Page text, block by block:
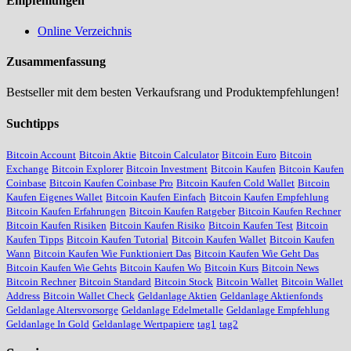
Online Verzeichnis
Zusammenfassung
Bestseller mit dem besten Verkaufsrang und Produktempfehlungen!
Suchtipps
Bitcoin Account Bitcoin Aktie Bitcoin Calculator Bitcoin Euro Bitcoin
Exchange Bitcoin Explorer Bitcoin Investment Bitcoin Kaufen Bitcoin Kaufen
Coinbase Bitcoin Kaufen Coinbase Pro Bitcoin Kaufen Cold Wallet Bitcoin
Kaufen Eigenes Wallet Bitcoin Kaufen Einfach Bitcoin Kaufen Empfehlung
Bitcoin Kaufen Erfahrungen Bitcoin Kaufen Ratgeber Bitcoin Kaufen Rechner
Bitcoin Kaufen Risiken Bitcoin Kaufen Risiko Bitcoin Kaufen Test Bitcoin
Kaufen Tipps Bitcoin Kaufen Tutorial Bitcoin Kaufen Wallet Bitcoin Kaufen
Wann Bitcoin Kaufen Wie Funktioniert Das Bitcoin Kaufen Wie Geht Das
Bitcoin Kaufen Wie Gehts Bitcoin Kaufen Wo Bitcoin Kurs Bitcoin News
Bitcoin Rechner Bitcoin Standard Bitcoin Stock Bitcoin Wallet Bitcoin Wallet
Address Bitcoin Wallet Check Geldanlage Aktien Geldanlage Aktienfonds
Geldanlage Altersvorsorge Geldanlage Edelmetalle Geldanlage Empfehlung
Geldanlage In Gold Geldanlage Wertpapiere tag1 tag2